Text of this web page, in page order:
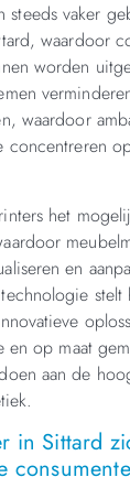
steeds vaker
waardoor
worden
waardoor
het
en
stelt
en op maat
aan de
in Sittard